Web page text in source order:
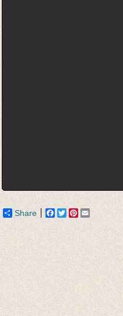
Share Facebook
TwitterPinterest